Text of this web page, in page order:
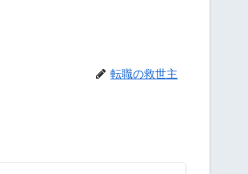
転職の救世主